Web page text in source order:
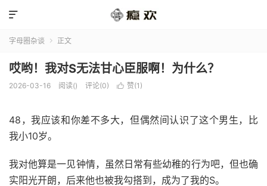

字母圈杂谈  正文
哎哟！我对S无法甘心臣服啊！为什么？
2026-03-16 阅读() 评论(0)  赞(1 )
48，我应该和你差不多大，但偶然间认识了这个男生，比
我小10岁。
我对他算是一见钟情，虽然日常有些幼稚的行为吧，但也确
实阳光开朗，后来他也被我勾搭到，成为了我的S。